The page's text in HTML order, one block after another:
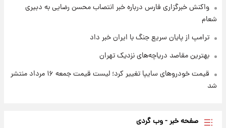
واکنش خبرگزاری فارس درباره خبر انتصاب محسن رضایی به دبیری
شعام
ترامپ از پایان سریع جنگ با ایران خبر داد
بهترین مقاصد دریاچه‌های نزدیک تهران
قیمت خودروهای سایپا تغییر کرد؛ لیست قیمت جمعه ۱۶ مرداد منتشر
شد
صفحه خبر - وب گردی